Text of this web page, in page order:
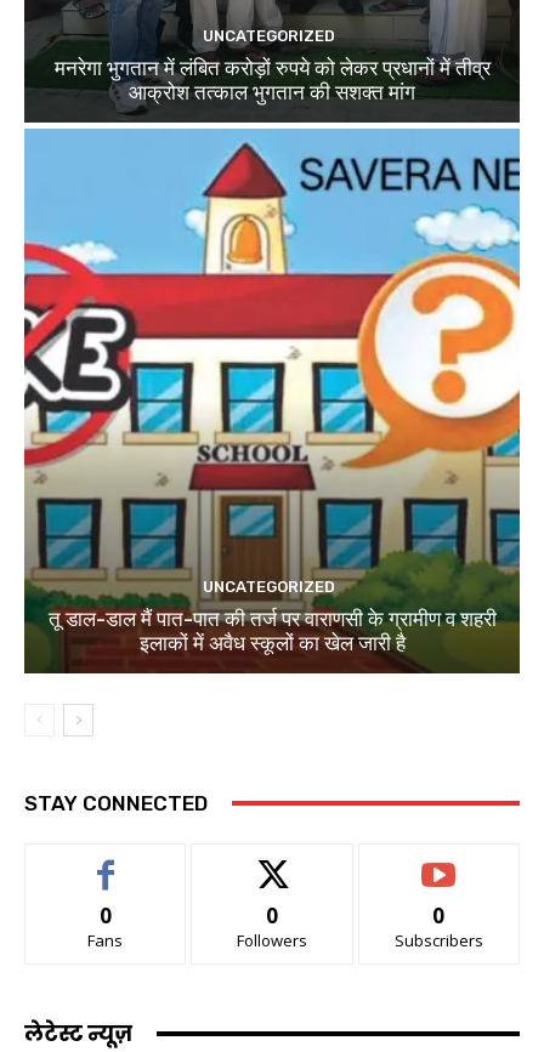
UNCATEGORIZED
मनरेगा भुगतान में लंबित करोड़ों रुपये को लेकर प्रधानों में तीव्र
आक्रोश तत्काल भुगतान की सशक्त मांग
UNCATEGORIZED
तू डाल-डाल मैं पात-पात की तर्ज पर वाराणसी के ग्रामीण व शहरी
इलाकों में अवैध स्कूलों का खेल जारी है
STAY CONNECTED
0
Fans
0
Followers
0
Subscribers
लेटेस्ट न्यूज़